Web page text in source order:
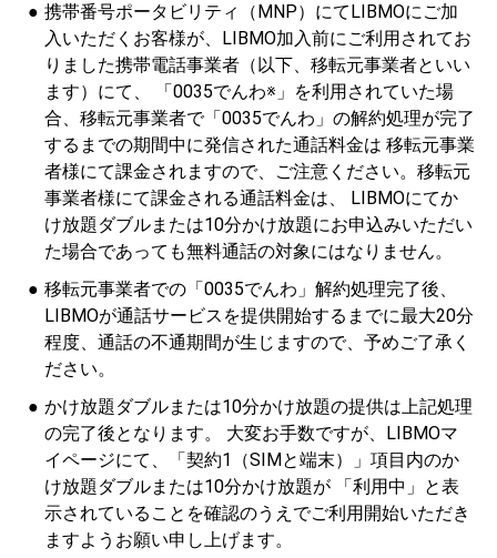
携帯番号ポータビリティ（MNP）にてLIBMOにご加
入いただくお客様が、LIBMO加入前にご利用されてお
りました携帯電話事業者（以下、移転元事業者といい
ます）にて、 「0035でんわ※」を利用されていた場
合、移転元事業者で「0035でんわ」の解約処理が完了
するまでの期間中に発信された通話料金は 移転元事業
者様にて課金されますので、ご注意ください。移転元
事業者様にて課金される通話料金は、 LIBMOにてか
け放題ダブルまたは10分かけ放題にお申込みいただい
た場合であっても無料通話の対象にはなりません。
移転元事業者での「0035でんわ」解約処理完了後、
LIBMOが通話サービスを提供開始するまでに最大20分
程度、通話の不通期間が生じますので、予めご了承く
ださい。
かけ放題ダブルまたは10分かけ放題の提供は上記処理
の完了後となります。 大変お手数ですが、LIBMOマ
イページにて、「契約1（SIMと端末）」項目内のか
け放題ダブルまたは10分かけ放題が 「利用中」と表
示されていることを確認のうえでご利用開始いただき
ますようお願い申し上げます。